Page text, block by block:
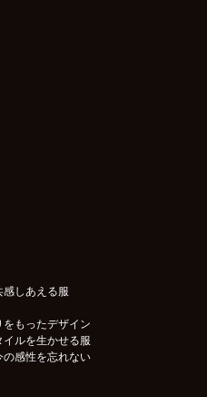
しあえる服
もったデザイン
ルを生かせる服
の感性を忘れない